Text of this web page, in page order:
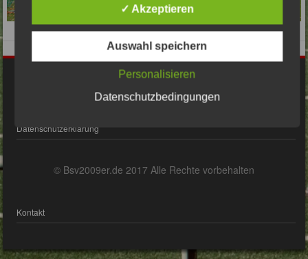
Datenschutzerklärung
© Bsv2009er.de 2017 Alle Rechte vorbehalten
Kontakt
✓ Akzeptieren
Auswahl speichern
Personalisieren
Datenschutzbedingungen